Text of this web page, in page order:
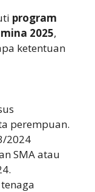
program
2025,
ketentuan
perempuan.
2024
SMA atau